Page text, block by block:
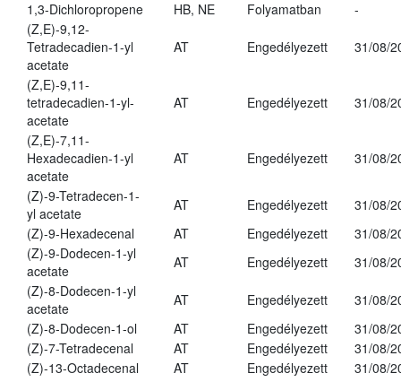
1,3-Dichloropropene HB, NE Folyamatban
-
(Z,E)-9,12-
Tetradecadien-1-yl
acetate
AT Engedélyezett 31/08/
(Z,E)-9,11-
tetradecadien-1-yl-
acetate
AT Engedélyezett 31/08/
(Z,E)-7,11-
Hexadecadien-1-yl
acetate
AT Engedélyezett 31/08/
(Z)-9-Tetradecen-1-
yl acetate
AT Engedélyezett
31/08/
(Z)-9-Hexadecenal
AT Engedélyezett
31/08/
(Z)-9-Dodecen-1-yl
acetate
AT Engedélyezett
31/08/
(Z)-8-Dodecen-1-yl
acetate
AT Engedélyezett
31/08/
(Z)-8-Dodecen-1-ol
AT Engedélyezett
31/08/
(Z)-7-Tetradecenal
AT Engedélyezett
31/08/
(Z)-13-Octadecenal
AT Engedélyezett
31/08/